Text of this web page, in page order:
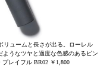
リュームと長さが出る。ローレル
ようなツヤと適度な色感のあるピン
レイフル BR02 ￥1,800